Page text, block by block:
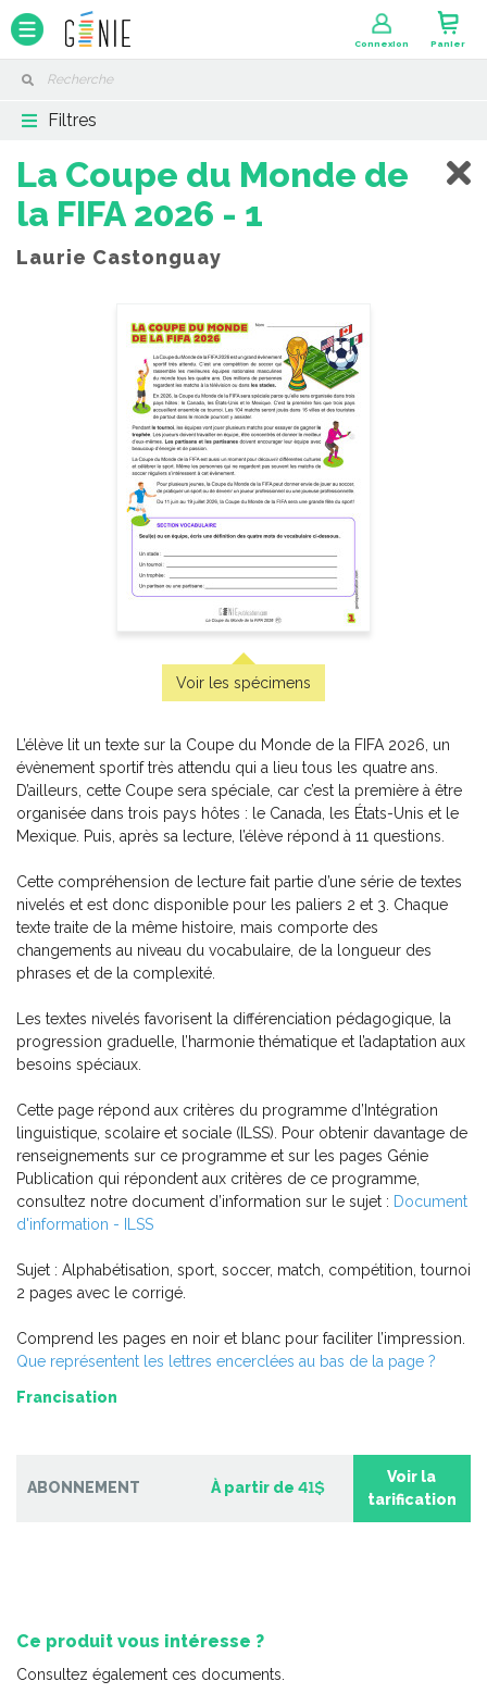
Connexion Panier
Filtres
Pratique de l'épreuve ministérielle de mathématique de
la fin du 3e cycle du primaire
6,99 $-PDF
Pratique de l'épreuve ministérielle de français de la fin du
2e cycle du primaire – 2
6,99 $-PDF
La Coupe du Monde de
la FIFA 2026 - 1
Laurie Castonguay
Voir les spécimens
L’élève lit un texte sur la Coupe du Monde de la FIFA 2026, un
évènement sportif très attendu qui a lieu tous les quatre ans.
D’ailleurs, cette Coupe sera spéciale, car c’est la première à être
organisée dans trois pays hôtes : le Canada, les États-Unis et le
Mexique. Puis, après sa lecture, l’élève répond à 11 questions.
Cette compréhension de lecture fait partie d’une série de textes
nivelés et est donc disponible pour les paliers 2 et 3. Chaque
texte traite de la même histoire, mais comporte des
changements au niveau du vocabulaire, de la longueur des
phrases et de la complexité.
Les textes nivelés favorisent la différenciation pédagogique, la
progression graduelle, l’harmonie thématique et l’adaptation aux
besoins spéciaux.
Cette page répond aux critères du programme d’Intégration
linguistique, scolaire et sociale (ILSS). Pour obtenir davantage de
renseignements sur ce programme et sur les pages Génie
Publication qui répondent aux critères de ce programme,
consultez notre document d’information sur le sujet : Document
d'information - ILSS
Sujet : Alphabétisation, sport, soccer, match, compétition, tournoi
2 pages avec le corrigé.
Comprend les pages en noir et blanc pour faciliter l’impression.
Que représentent les lettres encerclées au bas de la page ?
Francisation
ABONNEMENT À partir de 41$
Voir la
tarification
Ce produit vous intéresse ?
Consultez également ces documents.
Panneau de gestion des cookies